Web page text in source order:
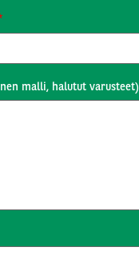
malli, halutut varusteet)